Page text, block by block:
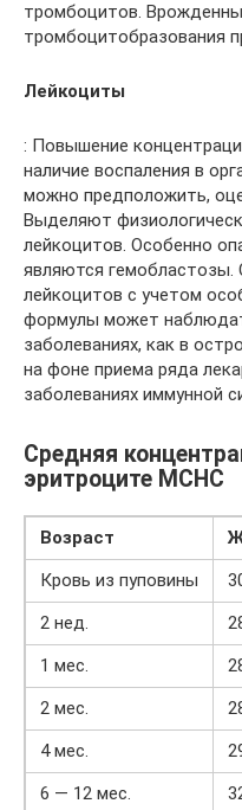
тромбоцитов.
тромбоцитобразования
Лейкоциты
: Повышение
наличие воспаления в
можно предположить,
Выделяют
лейкоцитов. Особенно
являются гемобластозы.
лейкоцитов с учетом
формулы может
заболеваниях, как в
на фоне приема ряда
заболеваниях иммунной
Средняя
эритроците MCHC
Возраст
Кровь из пуповины
2 нед.
1 мес.
2 мес.
4 мес.
6 — 12 мес.